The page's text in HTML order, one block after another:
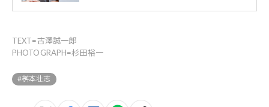
TEXT=古澤誠一郎
PHOTOGRAPH=杉田裕一
#桝本壮志